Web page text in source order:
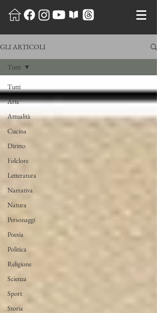
GLI ARTICOLI
Tutti
Arte
Attualità
Cucina
Diritto
Folclore
Letteratura
Narrativa
Natura
Personaggi
Poesia
Politica
Religione
Scienza
Sport
Storia
Tutti